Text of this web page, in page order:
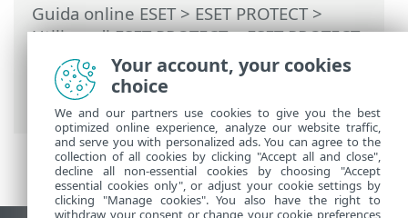
Guida online ESET> ESET PROTECT>
Utilizzo di ESET PROTECT>ESET PROTECT
Menu principale>Attività >Attività client
> Interrompi gestione (disinstallare
agente ESET Management)
Your account, your cookies
choice
We and our partners use cookies to give you the best
optimized online experience, analyze our website traffic,
and serve you with personalized ads. You can agree to the
collection of all cookies by clicking "Accept all and close",
decline all non-essential cookies by choosing "Accept
essential cookies only", or adjust your cookie settings by
clicking "Manage cookies". You also have the right to
withdraw your consent or change your cookie preferences